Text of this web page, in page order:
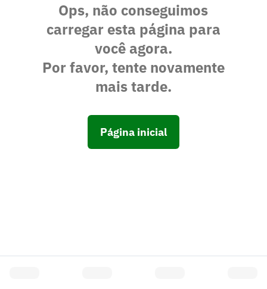
Ops, não conseguimos
carregar esta página para
você agora.
Por favor, tente novamente
mais tarde.
Página inicial